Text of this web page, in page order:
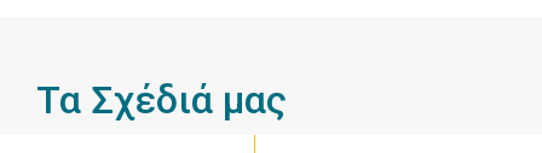
Τα Σχέδιά μας